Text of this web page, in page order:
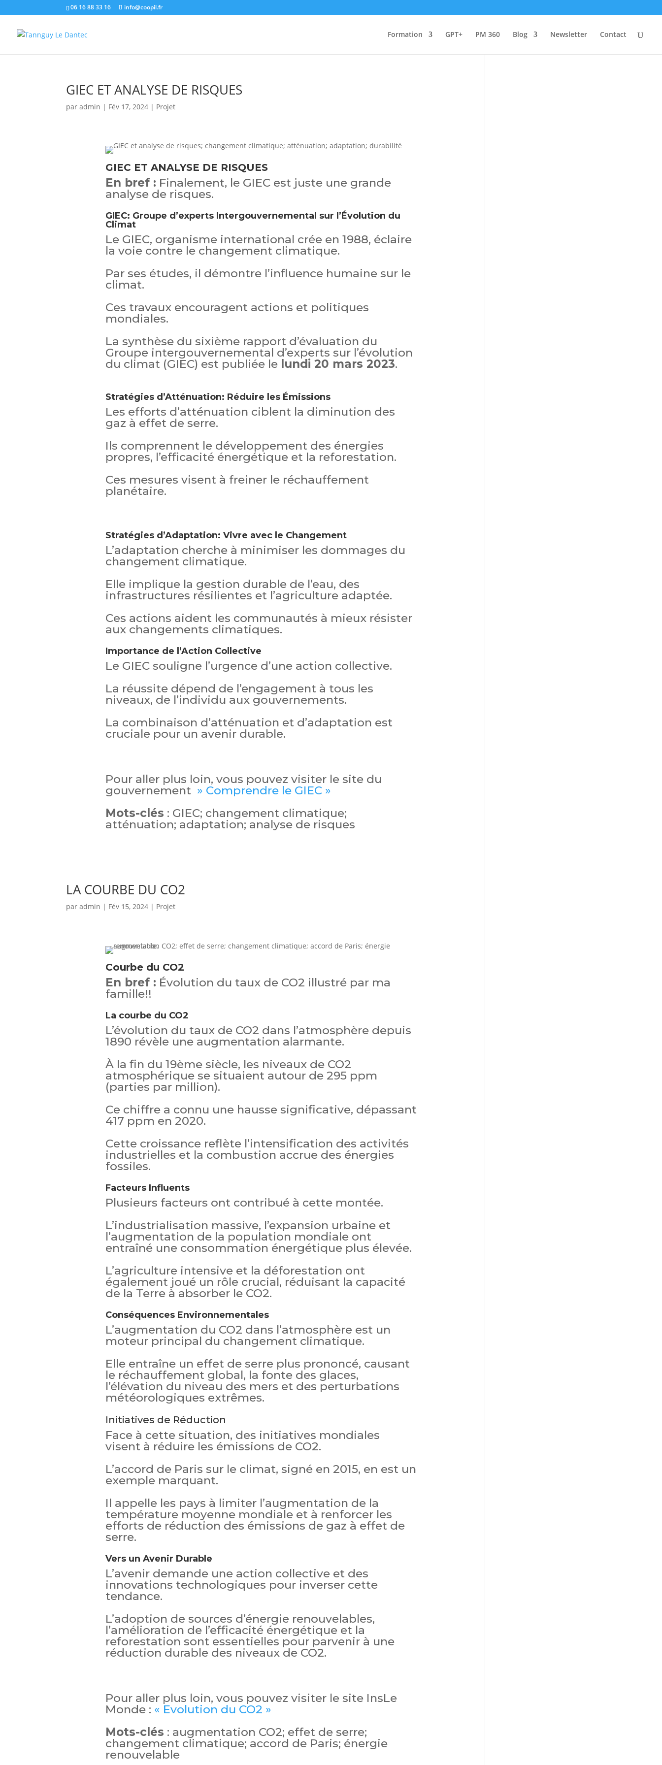
06 16 88 33 16 info@coopil.fr
Formation GPT+ PM 360 Blog Newsletter Contact
GIEC ET ANALYSE DE RISQUES
paradmin | Fév 17, 2024 | Projet
GIEC ET ANALYSE DE RISQUES
En bref : Finalement, le GIEC est juste une grande
analyse de risques.
GIEC: Groupe d’experts Intergouvernemental sur l’Évolution du
Climat
Le GIEC, organisme international crée en 1988, éclaire
la voie contre le changement climatique.
Par ses études, il démontre l’influence humaine sur le
climat.
Ces travaux encouragent actions et politiques
mondiales.
La synthèse du sixième rapport d’évaluation du
Groupe intergouvernemental d’experts sur l’évolution
du climat (GIEC) est publiée le lundi 20 mars 2023.
Stratégies d’Atténuation: Réduire les Émissions
Les efforts d’atténuation ciblent la diminution des
gaz à effet de serre.
Ils comprennent le développement des énergies
propres, l’efficacité énergétique et la reforestation.
Ces mesures visent à freiner le réchauffement
planétaire.
Stratégies d’Adaptation: Vivre avec le Changement
L’adaptation cherche à minimiser les dommages du
changement climatique.
Elle implique la gestion durable de l’eau, des
infrastructures résilientes et l’agriculture adaptée.
Ces actions aident les communautés à mieux résister
aux changements climatiques.
Importance de l’Action Collective
Le GIEC souligne l’urgence d’une action collective.
La réussite dépend de l’engagement à tous les
niveaux, de l’individu aux gouvernements.
La combinaison d’atténuation et d’adaptation est
cruciale pour un avenir durable.
Pour aller plus loin, vous pouvez visiter le site du
gouvernement » Comprendre le GIEC »
Mots-clés : GIEC; changement climatique;
atténuation; adaptation; analyse de risques
LA COURBE DU CO2
paradmin | Fév 15, 2024 | Projet
Courbe du CO2
En bref : Évolution du taux de CO2 illustré par ma
famille!!
La courbe du CO2
L’évolution du taux de CO2 dans l’atmosphère depuis
1890 révèle une augmentation alarmante.
À la fin du 19ème siècle, les niveaux de CO2
atmosphérique se situaient autour de 295 ppm
(parties par million).
Ce chiffre a connu une hausse significative, dépassant
417 ppm en 2020.
Cette croissance reflète l’intensification des activités
industrielles et la combustion accrue des énergies
fossiles.
Facteurs Influents
Plusieurs facteurs ont contribué à cette montée.
L’industrialisation massive, l’expansion urbaine et
l’augmentation de la population mondiale ont
entraîné une consommation énergétique plus élevée.
L’agriculture intensive et la déforestation ont
également joué un rôle crucial, réduisant la capacité
de la Terre à absorber le CO2.
Conséquences Environnementales
L’augmentation du CO2 dans l’atmosphère est un
moteur principal du changement climatique.
Elle entraîne un effet de serre plus prononcé, causant
le réchauffement global, la fonte des glaces,
l’élévation du niveau des mers et des perturbations
météorologiques extrêmes.
Initiatives de Réduction
Face à cette situation, des initiatives mondiales
visent à réduire les émissions de CO2.
L’accord de Paris sur le climat, signé en 2015, en est un
exemple marquant.
Il appelle les pays à limiter l’augmentation de la
température moyenne mondiale et à renforcer les
efforts de réduction des émissions de gaz à effet de
serre.
Vers un Avenir Durable
L’avenir demande une action collective et des
innovations technologiques pour inverser cette
tendance.
L’adoption de sources d’énergie renouvelables,
l’amélioration de l’efficacité énergétique et la
reforestation sont essentielles pour parvenir à une
réduction durable des niveaux de CO2.
Pour aller plus loin, vous pouvez visiter le site InsLe
Monde : « Evolution du CO2 »
Mots-clés : augmentation CO2; effet de serre;
changement climatique; accord de Paris; énergie
renouvelable